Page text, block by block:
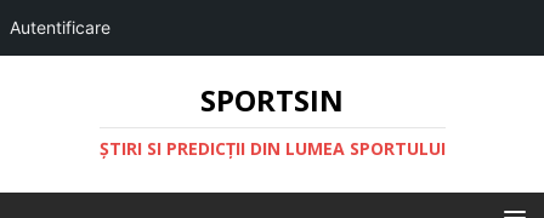
Autentificare
SPORTSIN
ŞTIRI SI PREDICŢII DIN LUMEA SPORTULUI